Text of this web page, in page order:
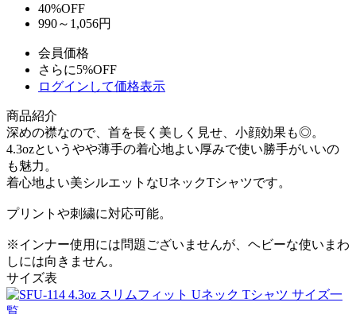
40%OFF
990～1,056円
会員価格
さらに5%OFF
ログインして価格表示
商品紹介
深めの襟なので、首を長く美しく見せ、小顔効果も◎。
4.3ozというやや薄手の着心地よい厚みで使い勝手がいいの
も魅力。
着心地よい美シルエットなUネックTシャツです。
プリントや刺繍に対応可能。
※インナー使用には問題ございませんが、ヘビーな使いまわ
しには向きません。
サイズ表